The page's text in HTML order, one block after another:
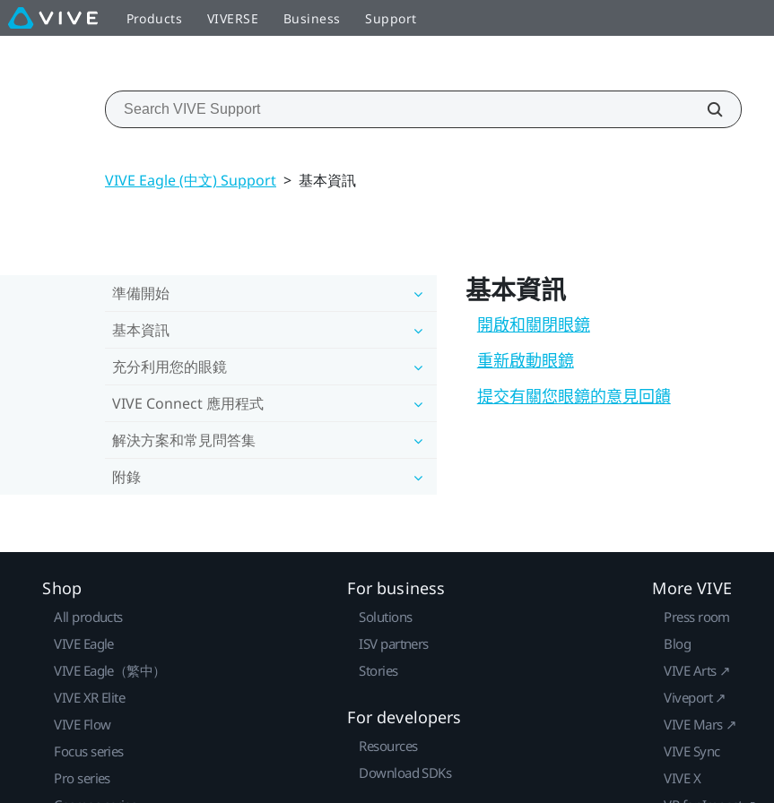
Products VIVERSE Business Support
VIVE Eagle (中文) Support > 基本資訊
準備開始
基本資訊
充分利用您的眼鏡
VIVE Connect 應用程式
解決方案和常見問答集
附錄
基本資訊
開啟和關閉眼鏡
重新啟動眼鏡
提交有關您眼鏡的意見回饋
Shop
All products
VIVE Eagle
VIVE Eagle（繁中）
VIVE XR Elite
VIVE Flow
Focus series
Pro series
For business
Solutions
ISV partners
Stories
For developers
Resources
Download SDKs
More VIVE
Press room
Blog
VIVE Arts ↗
Viveport ↗
VIVE Mars ↗
VIVE Sync
VIVE X